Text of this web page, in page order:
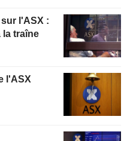
l'ASX :
la traîne
l'ASX